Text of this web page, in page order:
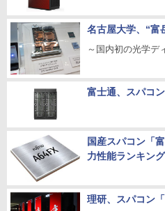
名古屋大学、“富
～国内初の光学デ
富士通、スパコ
国産スパコン「
力性能ランキン
理研、スパコン